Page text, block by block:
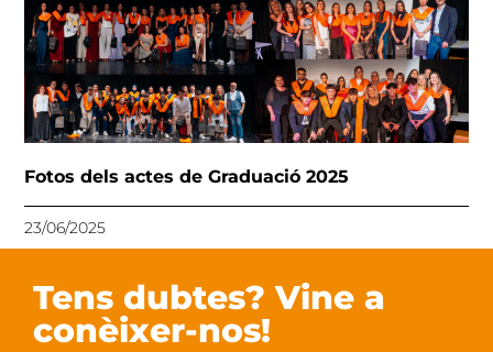
Fotos dels actes de Graduació 2025
23/06/2025
Tens dubtes? Vine a
conèixer-nos!